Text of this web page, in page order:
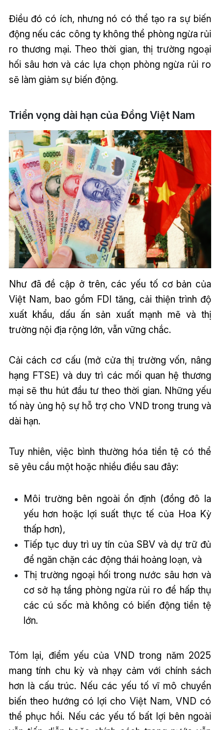
Điều đó có ích, nhưng nó có thể tạo ra sự biến
động nếu các công ty không thể phòng ngừa rủi
ro thương mại. Theo thời gian, thị trường ngoại
hối sâu hơn và các lựa chọn phòng ngừa rủi ro
sẽ làm giảm sự biến động.
Triển vọng dài hạn của Đồng Việt Nam
Như đã đề cập ở trên, các yếu tố cơ bản của
Việt Nam, bao gồm FDI tăng, cải thiện trình độ
xuất khẩu, dấu ấn sản xuất mạnh mẽ và thị
trường nội địa rộng lớn, vẫn vững chắc.
Cải cách cơ cấu (mở cửa thị trường vốn, nâng
hạng FTSE) và duy trì các mối quan hệ thương
mại sẽ thu hút đầu tư theo thời gian. Những yếu
tố này ủng hộ sự hỗ trợ cho VND trong trung và
dài hạn.
Tuy nhiên, việc bình thường hóa tiền tệ có thể
sẽ yêu cầu một hoặc nhiều điều sau đây:
Môi trường bên ngoài ổn định (đồng đô la
yếu hơn hoặc lợi suất thực tế của Hoa Kỳ
thấp hơn),
Tiếp tục duy trì uy tín của SBV và dự trữ đủ
để ngăn chặn các động thái hoảng loạn, và
Thị trường ngoại hối trong nước sâu hơn và
cơ sở hạ tầng phòng ngừa rủi ro để hấp thụ
các cú sốc mà không có biến động tiền tệ
lớn.
Tóm lại, điểm yếu của VND trong năm 2025
mang tính chu kỳ và nhạy cảm với chính sách
hơn là cấu trúc. Nếu các yếu tố vĩ mô chuyển
biến theo hướng có lợi cho Việt Nam, VND có
thể phục hồi. Nếu các yếu tố bất lợi bên ngoài